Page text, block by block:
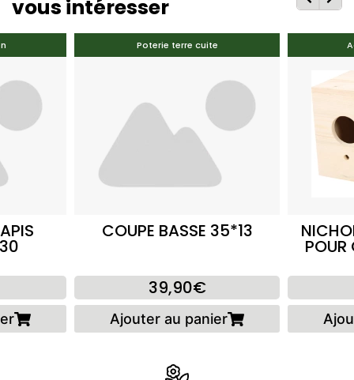
vous intéresser
Poterie terre cuite
COUPE BASSE 35*13
39,90€
Ajouter au panier